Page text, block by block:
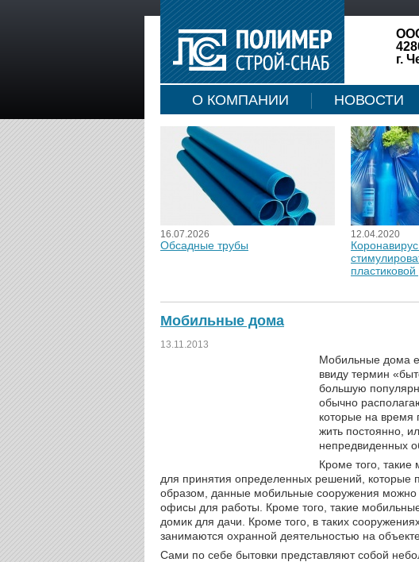
г.
О КОМПАНИИ НОВОСТИ
16.07.2026
Обсадные трубы
12.04.2020
пластиковой
Мобильные дома
13.11.2013
Мобильные дома
ввиду термин
большую
обычно
которые на время
жить постоянно,
непредвиденных
Кроме того,
для принятия определенных решений, которые
образом, данные мобильные сооружения можно
офисы для работы. Кроме того, такие
домик для дачи. Кроме того, в таких
занимаются охранной деятельностью на
Сами по себе бытовки представляют собой